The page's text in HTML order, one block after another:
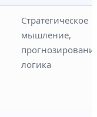
Стратегическое
мышление,
логика